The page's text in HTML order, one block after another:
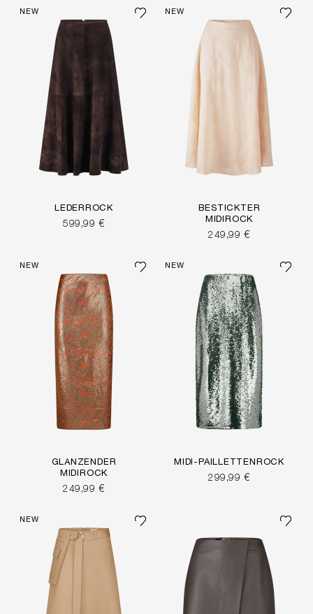
NEW
LEDERROCK
599,99 €
NEW
BESTICKTER
MIDIROCK
249,99 €
NEW
GLÄNZENDER
MIDIROCK
249,99 €
NEW
MIDI-PAILLETTENROCK
299,99 €
NEW